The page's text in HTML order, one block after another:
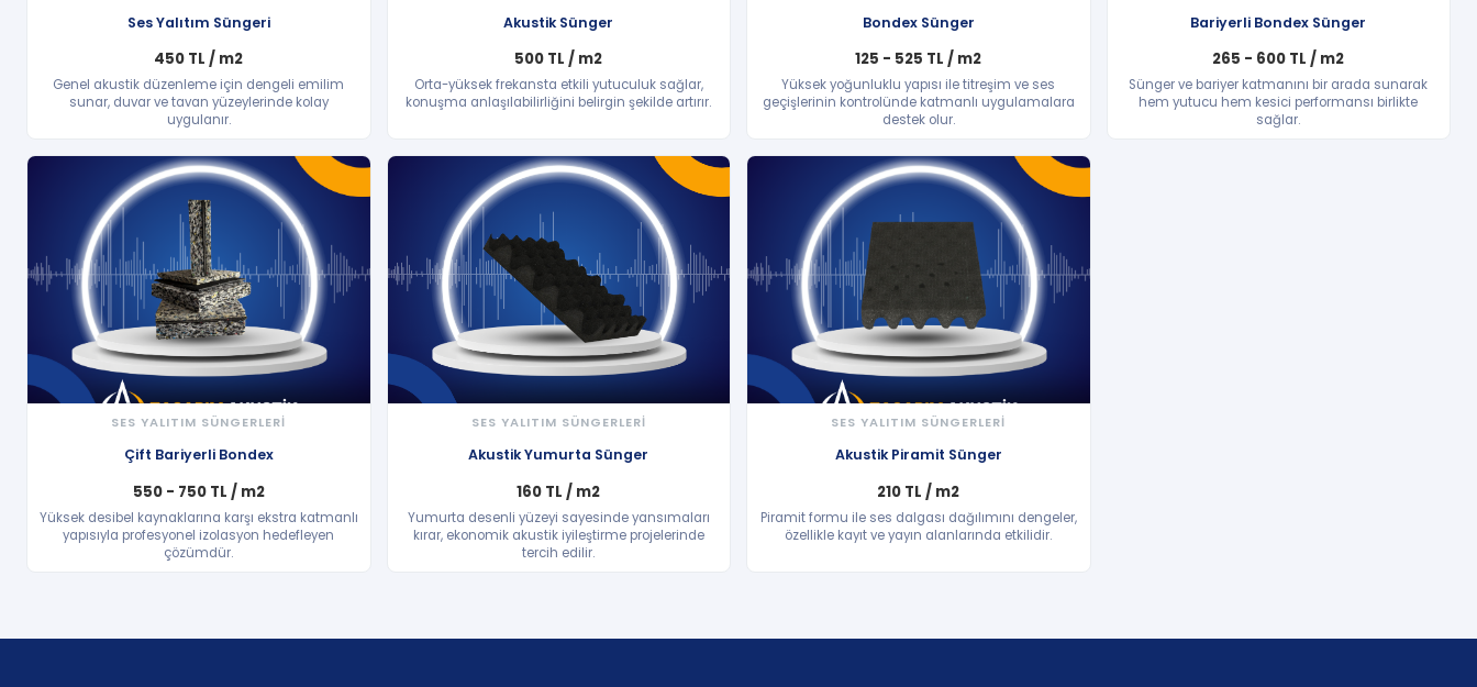
Ses Yalıtım Süngeri
450 TL / m2
Genel akustik düzenleme için dengeli emilim
sunar, duvar ve tavan yüzeylerinde kolay
uygulanır.
Akustik Sünger
500 TL / m2
Orta-yüksek frekansta etkili yutuculuk sağlar,
konuşma anlaşılabilirliğini belirgin şekilde artırır.
Bondex Sünger
125 - 525 TL / m2
Yüksek yoğunluklu yapısı ile titreşim ve ses
geçişlerinin kontrolünde katmanlı uygulamalara
destek olur.
Bariyerli Bondex Sünger
265 - 600 TL / m2
Sünger ve bariyer katmanını bir arada sunarak
hem yutucu hem kesici performansı birlikte
sağlar.
SES YALITIM SÜNGERLERİ
Çift Bariyerli Bondex
550 - 750 TL / m2
Yüksek desibel kaynaklarına karşı ekstra katmanlı
yapısıyla profesyonel izolasyon hedefleyen
çözümdür.
SES YALITIM SÜNGERLERİ
Akustik Yumurta Sünger
160 TL / m2
Yumurta desenli yüzeyi sayesinde yansımaları
kırar, ekonomik akustik iyileştirme projelerinde
tercih edilir.
SES YALITIM SÜNGERLERİ
Akustik Piramit Sünger
210 TL / m2
Piramit formu ile ses dalgası dağılımını dengeler,
özellikle kayıt ve yayın alanlarında etkilidir.